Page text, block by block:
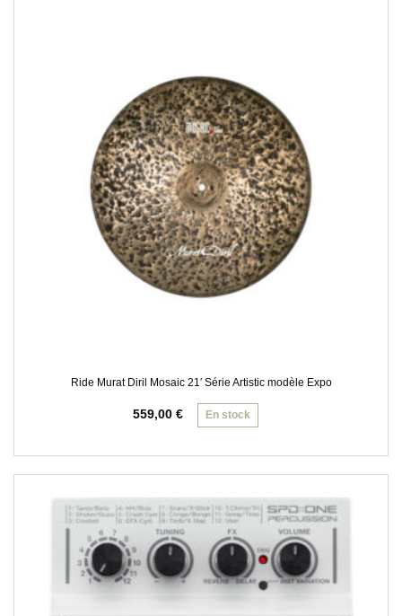
Ride Murat Diril Mosaic 21′ Série Artistic modèle Expo
559,00 € En stock